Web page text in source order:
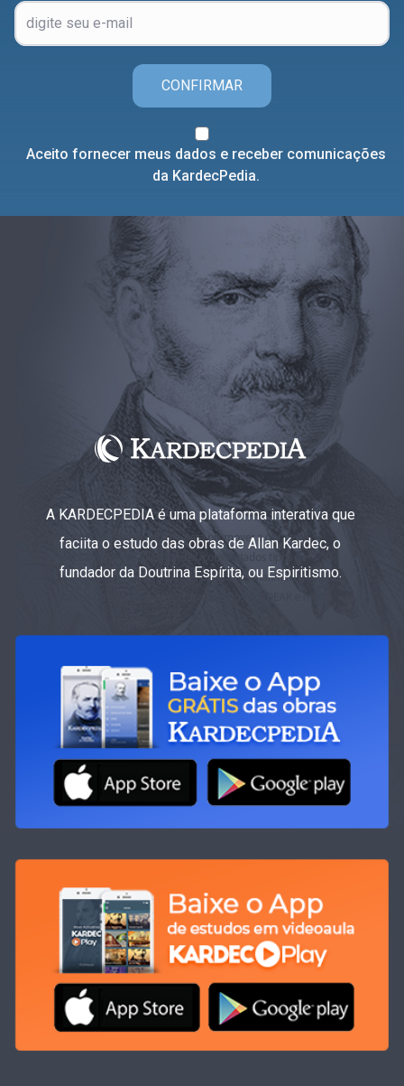
CONFIRMAR
Aceito fornecer meus dados e receber comunicações
da KardecPedia.
A KARDECPEDIA é uma plataforma interativa que
faciita o estudo das obras de Allan Kardec, o
fundador da Doutrina Espírita, ou Espiritismo.